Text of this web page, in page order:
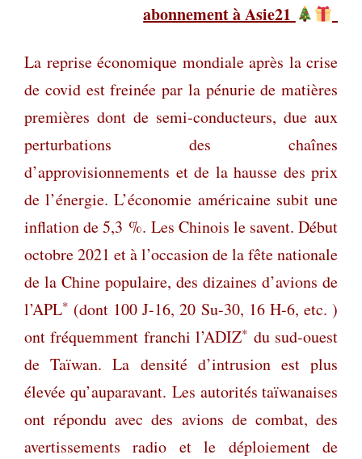
abonnement à Asie21
La reprise économique mondiale après la crise
de covid est freinée par la pénurie de matières
premières dont de semi-conducteurs, due aux
perturbations des chaînes
d’approvisionnements et de la hausse des prix
de l’énergie. L’économie américaine subit une
inflation de 5,3 %. Les Chinois le savent. Début
octobre 2021 et à l’occasion de la fête nationale
de la Chine populaire, des dizaines d’avions de
l’APL* (dont 100 J-16, 20 Su-30, 16 H-6, etc. )
ont fréquemment franchi l’ADIZ* du sud-ouest
de Taïwan. La densité d’intrusion est plus
élevée qu’auparavant. Les autorités taïwanaises
ont répondu avec des avions de combat, des
avertissements radio et le déploiement de